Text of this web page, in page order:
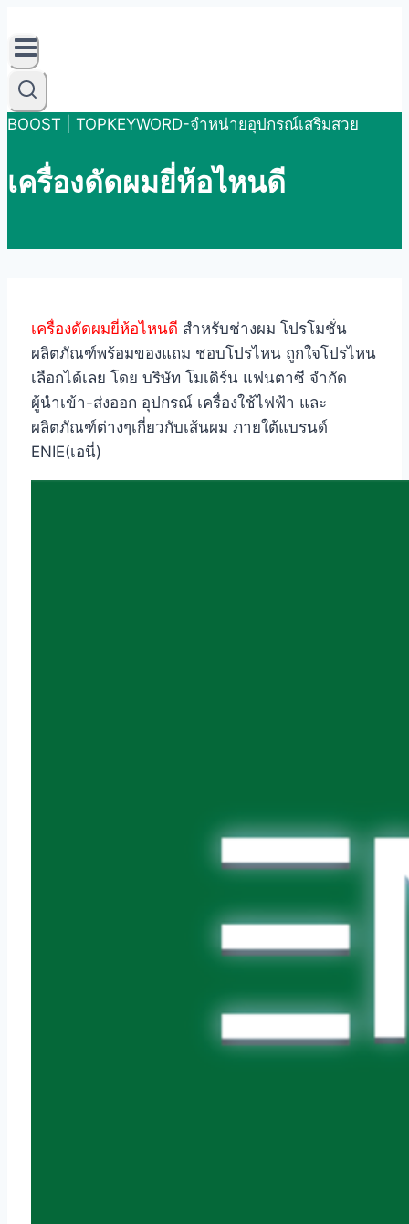
to
content
BOOST TOPKEYWORD-จำหน่ายอุปกรณ์เสริมสวย
เครื่องดัดผมยี่ห้อไหนดี
เครื่องดัดผมยี่ห้อไหนดี สำหรับช่างผม โปรโมชั่น
ผลิตภัณฑ์พร้อมของแถม ชอบโปรไหน ถูกใจโปรไหน
เลือกได้เลย โดย บริษัท โมเดิร์น แฟนตาซี จำกัด
ผู้นำเข้า-ส่งออก อุปกรณ์ เครื่องใช้ไฟฟ้า และ
ผลิตภัณฑ์ต่างๆเกี่ยวกับเส้นผม ภายใต้แบรนด์
ENIE(เอนี่)